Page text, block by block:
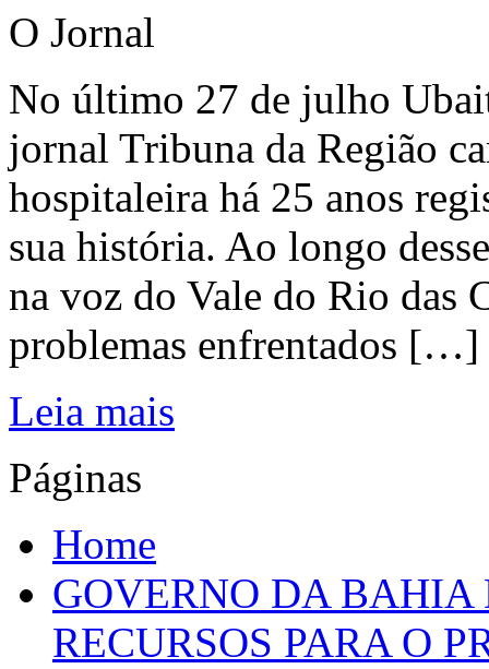
O Jornal
No último 27 de julho
jornal Tribuna da Região
hospitaleira há 25 anos
sua história. Ao longo
na voz do Vale do Rio das
problemas enfrentados […]
Leia mais
Páginas
Home
GOVERNO DA
RECURSOS PARA O